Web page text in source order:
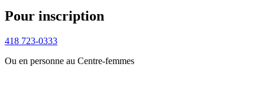
Pour inscription
418 723-0333
Ou en personne au Centre-femmes